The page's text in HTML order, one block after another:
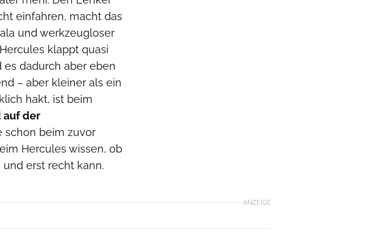
einfahren, macht das
und werkzeugloser
klappt quasi
es dadurch aber eben
– aber kleiner als ein
hakt, ist beim
auf der
schon beim zuvor
Hercules wissen, ob
erst recht kann.
ANZEIGE